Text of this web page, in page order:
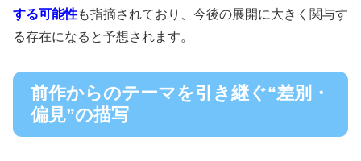
する可能性も指摘されており、今後の展開に大きく関与す
る存在になると予想されます。
前作からのテーマを引き継ぐ“差別・
偏見”の描写